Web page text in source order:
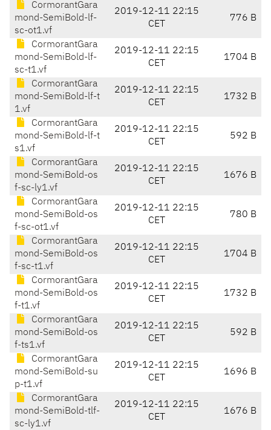
CormorantGara
mond-SemiBold-lf-
sc-ot1.vf
2019-12-11 22:15
CET
776 B
CormorantGara
mond-SemiBold-lf-
sc-t1.vf
2019-12-11 22:15
CET
1704 B
CormorantGara
mond-SemiBold-lf-t
1.vf
2019-12-11 22:15
CET
1732 B
CormorantGara
mond-SemiBold-lf-t
s1.vf
2019-12-11 22:15
CET
592 B
CormorantGara
mond-SemiBold-os
f-sc-ly1.vf
2019-12-11 22:15
CET
1676 B
CormorantGara
mond-SemiBold-os
f-sc-ot1.vf
2019-12-11 22:15
CET
780 B
CormorantGara
mond-SemiBold-os
f-sc-t1.vf
2019-12-11 22:15
CET
1704 B
CormorantGara
mond-SemiBold-os
f-t1.vf
2019-12-11 22:15
CET
1732 B
CormorantGara
mond-SemiBold-os
f-ts1.vf
2019-12-11 22:15
CET
592 B
CormorantGara
mond-SemiBold-su
p-t1.vf
2019-12-11 22:15
CET
1696 B
CormorantGara
mond-SemiBold-tlf-
sc-ly1.vf
2019-12-11 22:15
CET
1676 B